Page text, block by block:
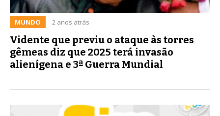
MUNDO 2 anos atrás
Vidente que previu o ataque às torres
gêmeas diz que 2025 terá invasão
alienígena e 3ª Guerra Mundial